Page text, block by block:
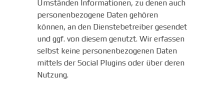
Umständen Informationen, zu denen auch
personenbezogene Daten gehören
können, an den Dienstebetreiber gesendet
und ggf. von diesem genutzt. Wir erfassen
selbst keine personenbezogenen Daten
mittels der Social Plugins oder über deren
Nutzung.